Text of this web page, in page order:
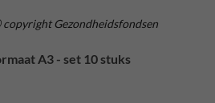
Gezondheidsfondsen
A3 - set 10 stuks